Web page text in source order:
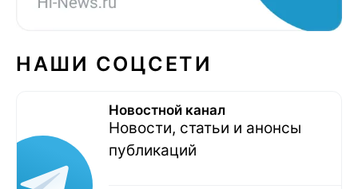
НАШИ СОЦСЕТИ
Новостной канал
Новости, статьи и анонсы
публикаций